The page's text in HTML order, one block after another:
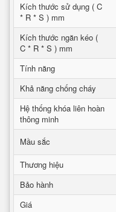
Kích thước sử dụng ( C
* R * S ) mm
Kích thước ngăn kéo (
C * R * S ) mm
Tính năng
Khả năng chống cháy
Hệ thống khóa liên hoàn
thông minh
Mầu sắc
Thương hiệu
Bảo hành
Giá